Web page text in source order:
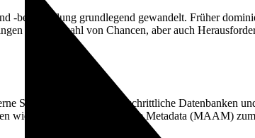
-bereitstellung grundlegend gewandelt. Früher
eine Vielzahl von Chancen, aber auch
Systeme verwenden fortschrittliche Datenbanken
wie die Media Art & Archive Metadata (MAAM)